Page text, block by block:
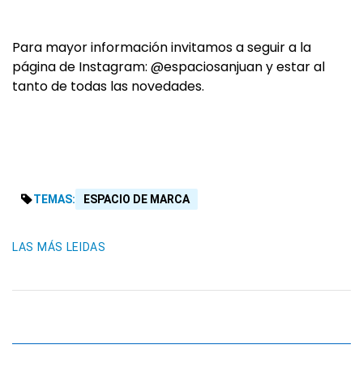
Para mayor información invitamos a seguir a la
página de Instagram: @espaciosanjuan y estar al
tanto de todas las novedades.
TEMAS: ESPACIO DE MARCA
LAS MÁS LEIDAS